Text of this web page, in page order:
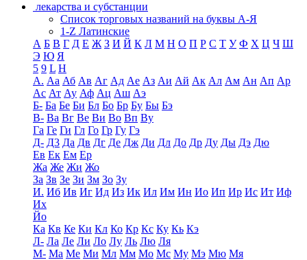
лекарства и субстанции
Список торговых названий на буквы А-Я
1-Z Латинские
А Б В Г Д Е Ж З И Й К Л М Н О П Р С Т У Ф Х Ц Ч Ш
Э Ю Я
5 9 L H
А. Аа Аб Ав Аг Ад Ае Аз Аи Ай Ак Ал Ам Ан Ап Ар
Ас Ат Ау Аф Ац Аш Аэ
Б- Ба Бе Би Бл Бо Бр Бу Бы Бэ
В- Ва Вг Ве Ви Во Вп Ву
Га Ге Ги Гл Го Гр Гу Гэ
Д- Д3 Да Дв Дг Де Дж Ди Дл До Др Ду Ды Дэ Дю
Ев Ек Ем Ер
Жа Же Жи Жо
За Зв Зе Зи Зм Зо Зу
И. Иб Ив Иг Ид Из Ик Ил Им Ин Ио Ип Ир Ис Ит Иф
Их
Йо
Ка Кв Ке Ки Кл Ко Кр Кс Ку Кь Кэ
Л- Ла Ле Ли Ло Лу Ль Лю Ля
М- Ма Ме Ми Мл Мм Мо Мс Му Мэ Мю Мя